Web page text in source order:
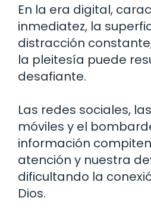
En la era digital,
inmediatez, la
distracción
la pleitesía puede
desafiante.
Las redes sociales,
móviles y el
información
atención y nuestra
dificultando la
Dios.